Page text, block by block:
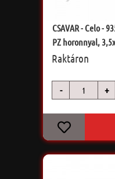
CSAVAR - Celo -
PZ horonnyal,
Raktáron
- +